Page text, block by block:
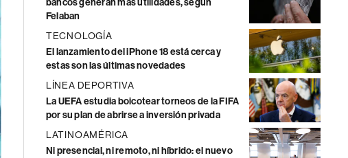
bancos generan más utilidades, según
Felaban
TECNOLOGÍA
El lanzamiento del iPhone 18 está cerca y
estas son las últimas novedades
LÍNEA DEPORTIVA
La UEFA estudia boicotear torneos de la FIFA
por su plan de abrirse a inversión privada
LATINOAMÉRICA
Ni presencial, ni remoto, ni híbrido: el nuevo